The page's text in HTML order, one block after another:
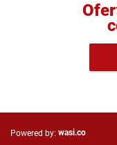
Powered by: wasi.co